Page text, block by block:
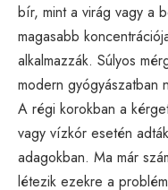
bír, mint a virág vagy a
magasabb
alkalmazzák. Súlyos
modern gyógyászatban
A régi korokban a
vagy vízkór esetén
adagokban. Ma már
létezik ezekre a